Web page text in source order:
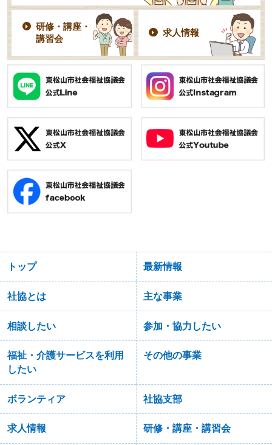
研修・講座・
講習会
求人情報
トップ 最新情報
社協とは 主な事業
相談したい 参加・協力したい
福祉・介護サービスを利用
したい
その他の事業
ボランティア 社協支部
求人情報 研修・講座・講習会